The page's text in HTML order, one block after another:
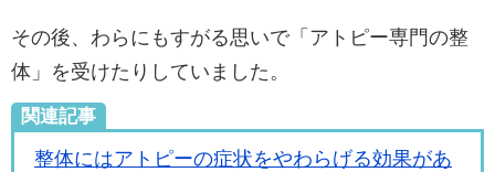
その後、わらにもすがる思いで「アトピー専門の整
体」を受けたりしていました。
関連記事
整体にはアトピーの症状をやわらげる効果があ